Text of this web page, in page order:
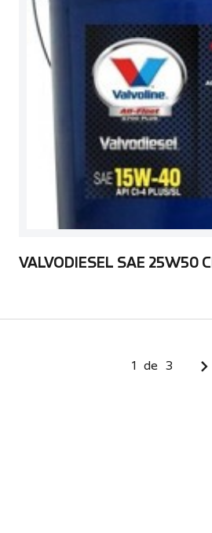
VALVODIESEL SAE 25W50
1 de 3